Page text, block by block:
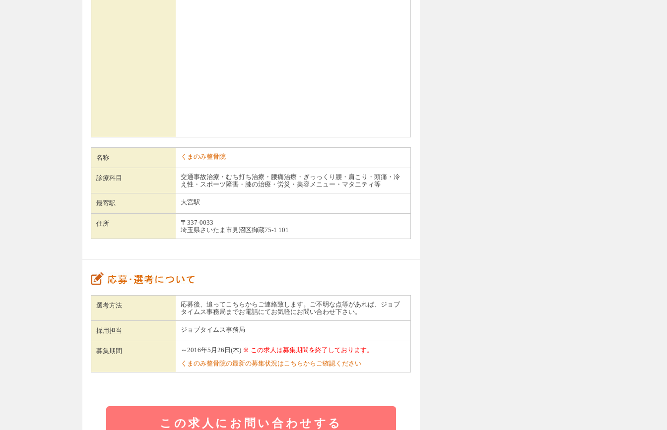
名称 くまのみ整骨院
診療科目
交通事故治療・むち打ち治療・腰痛治療・ぎっっくり腰・肩こり・頭痛・冷
え性・スポーツ障害・膝の治療・労災・美容メニュー・マタニティ等
最寄駅 大宮駅
住所
〒337-0033
埼玉県さいたま市見沼区御蔵75-1 101
選考方法
応募後、追ってこちらからご連絡致します。ご不明な点等があれば、ジョブ
タイムス事務局までお電話にてお気軽にお問い合わせ下さい。
採用担当 ジョブタイムス事務局
募集期間 ～2016年5月26日(木) ※ この求人は募集期間を終了しております。
くまのみ整骨院の最新の募集状況はこちらからご確認ください
この求人にお問い合わせする